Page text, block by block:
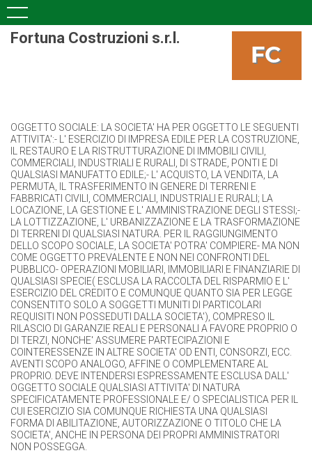
Fortuna Costruzioni s.r.l.
OGGETTO SOCIALE: LA SOCIETA' HA PER OGGETTO LE SEGUENTI
ATTIVITA':- L' ESERCIZIO DI IMPRESA EDILE PER LA COSTRUZIONE,
IL RESTAURO E LA RISTRUTTURAZIONE DI IMMOBILI CIVILI,
COMMERCIALI, INDUSTRIALI E RURALI, DI STRADE, PONTI E DI
QUALSIASI MANUFATTO EDILE;- L' ACQUISTO, LA VENDITA, LA
PERMUTA, IL TRASFERIMENTO IN GENERE DI TERRENI E
FABBRICATI CIVILI, COMMERCIALI, INDUSTRIALI E RURALI; LA
LOCAZIONE, LA GESTIONE E L' AMMINISTRAZIONE DEGLI STESSI;-
LA LOTTIZZAZIONE, L' URBANIZZAZIONE E LA TRASFORMAZIONE
DI TERRENI DI QUALSIASI NATURA. PER IL RAGGIUNGIMENTO
DELLO SCOPO SOCIALE, LA SOCIETA' POTRA' COMPIERE- MA NON
COME OGGETTO PREVALENTE E NON NEI CONFRONTI DEL
PUBBLICO- OPERAZIONI MOBILIARI, IMMOBILIARI E FINANZIARIE DI
QUALSIASI SPECIE( ESCLUSA LA RACCOLTA DEL RISPARMIO E L'
ESERCIZIO DEL CREDITO E COMUNQUE QUANTO SIA PER LEGGE
CONSENTITO SOLO A SOGGETTI MUNITI DI PARTICOLARI
REQUISITI NON POSSEDUTI DALLA SOCIETA'), COMPRESO IL
RILASCIO DI GARANZIE REALI E PERSONALI A FAVORE PROPRIO O
DI TERZI, NONCHE' ASSUMERE PARTECIPAZIONI E
COINTERESSENZE IN ALTRE SOCIETA' OD ENTI, CONSORZI, ECC.
AVENTI SCOPO ANALOGO, AFFINE O COMPLEMENTARE AL
PROPRIO. DEVE INTENDERSI ESPRESSAMENTE ESCLUSA DALL'
OGGETTO SOCIALE QUALSIASI ATTIVITA' DI NATURA
SPECIFICATAMENTE PROFESSIONALE E/ O SPECIALISTICA PER IL
CUI ESERCIZIO SIA COMUNQUE RICHIESTA UNA QUALSIASI
FORMA DI ABILITAZIONE, AUTORIZZAZIONE O TITOLO CHE LA
SOCIETA', ANCHE IN PERSONA DEI PROPRI AMMINISTRATORI
NON POSSEGGA.